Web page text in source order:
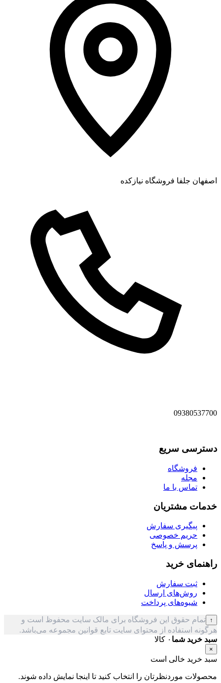
اصفهان جلفا فروشگاه نیازکده
09380537700
دسترسی سریع
فروشگاه
مجله
تماس با ما
خدمات مشتریان
پیگیری سفارش
حریم خصوصی
پرسش و پاسخ
راهنمای خرید
ثبت سفارش
روش‌های ارسال
شیوه‌های پرداخت
↑ تمام حقوق این فروشگاه برای مالک سایت محفوظ است و
هرگونه استفاده از محتوای سایت تابع قوانین مجموعه می‌باشد.
سبد خرید شما ۰ کالا
×
سبد خرید خالی است
محصولات موردنظرتان را انتخاب کنید تا اینجا نمایش داده شوند.